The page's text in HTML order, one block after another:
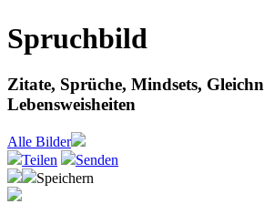
Spruchbild
Zitate, Sprüche, Mindsets,
Lebensweisheiten
Alle Bilder
Teilen
Senden
Speichern